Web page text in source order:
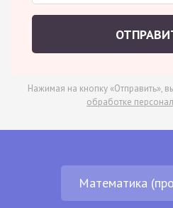
Нажимая на кнопку «Отправить»,
обработке
Математика